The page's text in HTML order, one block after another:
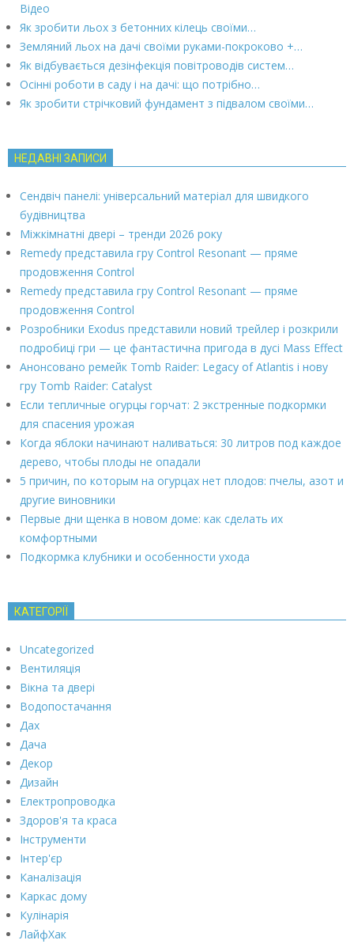
Відео
Як зробити льох з бетонних кілець своїми…
Земляний льох на дачі своїми руками-покроково +…
Як відбувається дезінфекція повітроводів систем…
Осінні роботи в саду і на дачі: що потрібно…
Як зробити стрічковий фундамент з підвалом своїми…
НЕДАВНІ ЗАПИСИ
Сендвіч панелі: універсальний матеріал для швидкого
будівництва
Міжкімнатні двері – тренди 2026 року
Remedy представила гру Control Resonant — пряме
продовження Control
Remedy представила гру Control Resonant — пряме
продовження Control
Розробники Exodus представили новий трейлер і розкрили
подробиці гри — це фантастична пригода в дусі Mass Effect
Анонсовано ремейк Tomb Raider: Legacy of Atlantis і нову
гру Tomb Raider: Catalyst
Если тепличные огурцы горчат: 2 экстренные подкормки
для спасения урожая
Когда яблоки начинают наливаться: 30 литров под каждое
дерево, чтобы плоды не опадали
5 причин, по которым на огурцах нет плодов: пчелы, азот и
другие виновники
Первые дни щенка в новом доме: как сделать их
комфортными
Подкормка клубники и особенности ухода
КАТЕГОРІЇ
Uncategorized
Вентиляція
Вікна та двері
Водопостачання
Дах
Дача
Декор
Дизайн
Електропроводка
Здоров'я та краса
Інструменти
Інтер'єр
Каналізація
Каркас дому
Кулінарія
ЛайфХак